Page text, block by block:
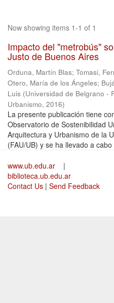
Now showing items 1-1 of 1
Impacto del "metrobús"
Justo de Buenos Aires
Orduna, Martín Blas; Tomasi,
Otero, María de los Ángeles;
Luis (Universidad de Belgrano -
Urbanismo, 2016)
La presente publicación tiene
Observatorio de Sostenibilidad
Arquitectura y Urbanismo de la
(FAU/UB) y se ha llevado a
www.ub.edu.ar
|
biblioteca.ub.edu.ar
Contact Us | Send Feedback